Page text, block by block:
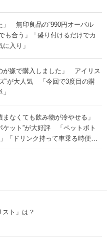
」 無印良品の“990円オーバル
も合う」「盛り付けるだけでカ
入り」
が嫌で購入しました」 アイリス
”が大人気 「今回で3度目の購
まなくても飲み物が冷やせる」
ケット”が大好評 「ペットボト
「ドリンク持って車乗る時便
ト」は？